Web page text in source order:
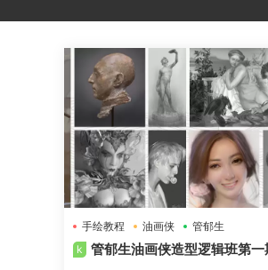
手绘教程 油画侠
管郁生
k
管郁生油画侠造型逻辑班第